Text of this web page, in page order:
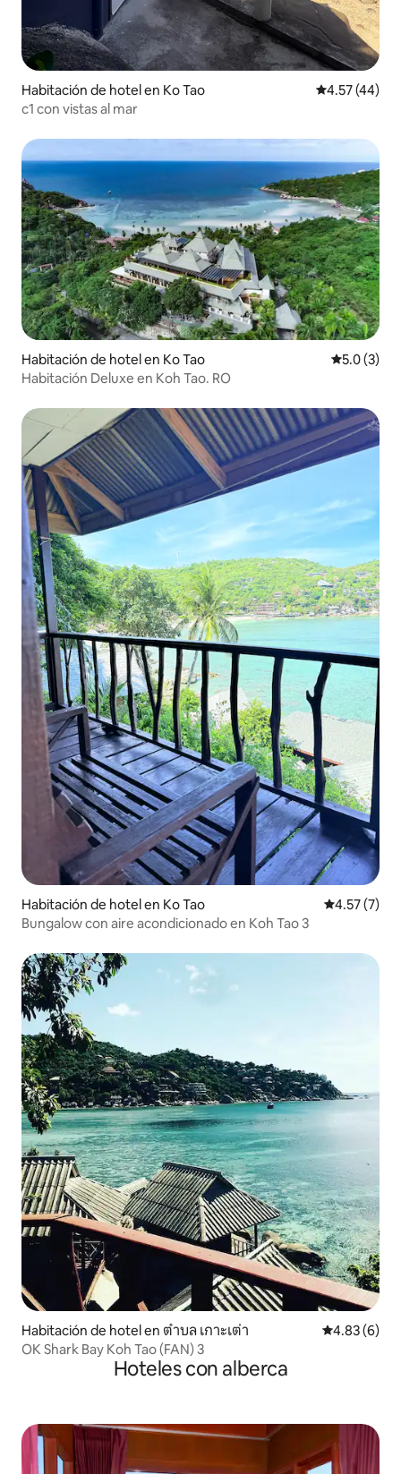
Habitación de hotel en Ko Tao Calificación
4.57 (44)
c1 con vistas al mar
Habitación de hotel en Ko Tao
5.0 (3)
Habitación Deluxe en Koh Tao. RO
Habitación de hotel en Ko Tao Calificación
4.57 (7)
Bungalow con aire acondicionado en Koh Tao 3
Habitación de hotel en ตำบล เกาะเต่า Calificación
4.83 (6)
OK Shark Bay Koh Tao (FAN) 3
Hoteles con alberca